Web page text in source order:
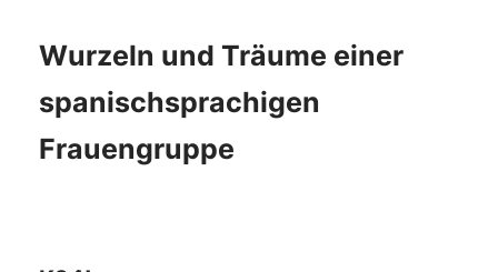
Wurzeln und Träume einer
spanischsprachigen
Frauengruppe